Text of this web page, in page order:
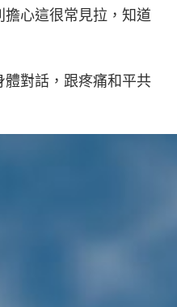
心這很常見拉，知道
對話，跟疼痛和平共